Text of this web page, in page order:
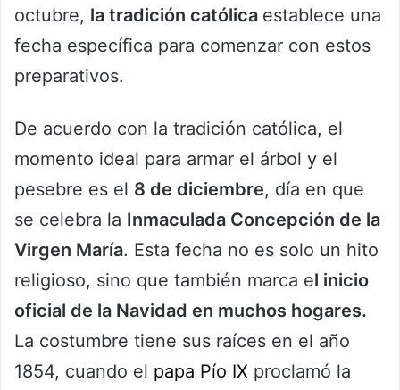
octubre, la tradición católica establece una
fecha específica para comenzar con estos
preparativos.
De acuerdo con la tradición católica, el
momento ideal para armar el árbol y el
pesebre es el 8 de diciembre, día en que
se celebra la Inmaculada Concepción de la
Virgen María. Esta fecha no es solo un hito
religioso, sino que también marca el inicio
oficial de la Navidad en muchos hogares.
La costumbre tiene sus raíces en el año
1854, cuando el papa Pío IX proclamó la